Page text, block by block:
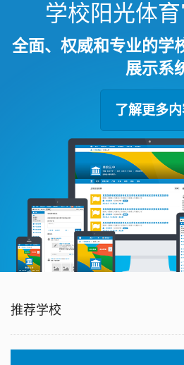
学校阳光体
全面、权威和专业的学
展示系
了解更多
推荐学校